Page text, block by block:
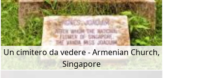
Un cimitero da vedere - Armenian Church,
Singapore